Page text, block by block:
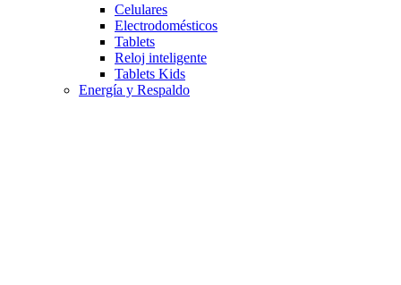
Celulares
Electrodomésticos
Tablets
Reloj inteligente
Tablets Kids
Energía y Respaldo